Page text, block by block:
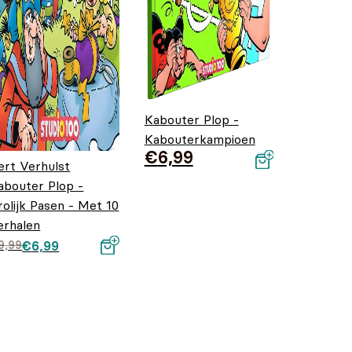
Verhulst
Plop -
Pasen - Met 10
€6,99prijs is:
Kabouter Plop -
Kabouterkampioen
€6,99